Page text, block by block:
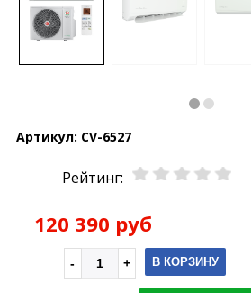
Артикул: CV-6527
Рейтинг:
120 390 руб
В КОРЗИНУ